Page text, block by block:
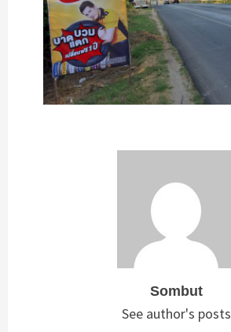
Sombut
See author's posts